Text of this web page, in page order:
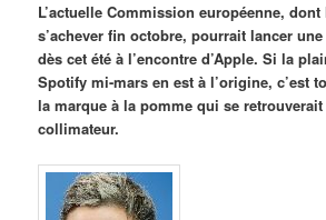
L’actuelle Commission européenne,
s’achever fin octobre, pourrait lancer
dès cet été à l’encontre d’Apple. Si la
Spotify mi-mars en est à l’origine, c’est
la marque à la pomme qui se
collimateur.